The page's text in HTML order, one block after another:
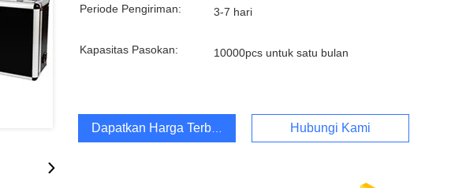
Periode Pengiriman: 3-7 hari
Kapasitas Pasokan: 10000pcs untuk satu bulan
Dapatkan Harga Terbaik Hubungi Kami